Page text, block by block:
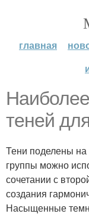
главная
теней
Тени поделены на
группы можно
сочетании с
создания
Насыщенные